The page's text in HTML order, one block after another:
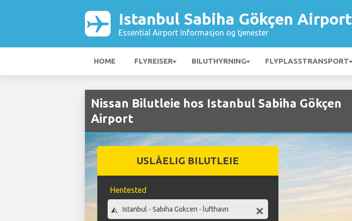
Istanbul Sabiha Gökçen Airport
Essential Airport Informasjon og tjenester
HOME FLYREISER BILUTHYRNING FLYPLASSTRANSPORT
Nissan Bilutleie hos Istanbul Sabiha Gökçen
Airport
USLÅELIG BILUTLEIE
Hentested